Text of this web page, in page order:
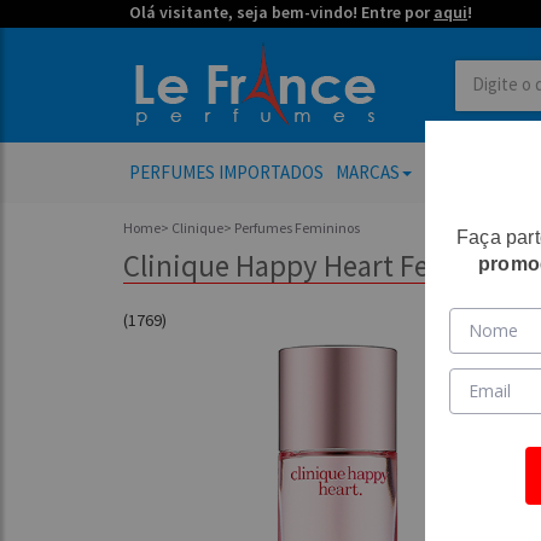
Olá visitante, seja bem-vindo! Entre poraqui!
PERFUMES IMPORTADOS MARCAS PERFUMES
Home> Clinique> Perfumes Femininos
Clinique Happy Heart Feminino
(1769)
Faça